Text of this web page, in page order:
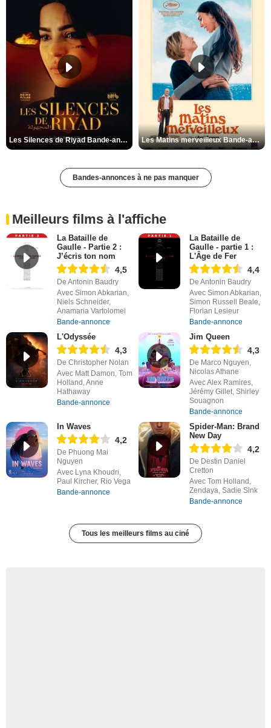
Les Silences de Riyad Bande-annonce VO STFR Les Matins merveilleux Bande-annonce VF
Bandes-annonces à ne pas manquer
Meilleurs films à l'affiche
La Bataille de
Gaulle - Partie 2 :
J’écris ton nom
4,5
De Antonin Baudry
Avec Simon Abkarian,
Niels Schneider,
Anamaria Vartolomei
Bande-annonce
La Bataille de
Gaulle - partie 1 :
L'Âge de Fer
4,4
De Antonin Baudry
Avec Simon Abkarian,
Simon Russell Beale,
Florian Lesieur
Bande-annonce
L'Odyssée
4,3
De Christopher Nolan
Avec Matt Damon, Tom
Holland, Anne
Hathaway
Bande-annonce
Jim Queen
4,3
De Marco Nguyen,
Nicolas Athane
Avec Alex Ramires,
Jérémy Gillet, Shirley
Souagnon
Bande-annonce
In Waves
4,2
De Phuong Mai
Nguyen
Avec Lyna Khoudri,
Paul Kircher, Rio Vega
Bande-annonce
Spider-Man: Brand
New Day
4,2
De Destin Daniel
Cretton
Avec Tom Holland,
Zendaya, Sadie Sink
Bande-annonce
Tous les meilleurs films au ciné